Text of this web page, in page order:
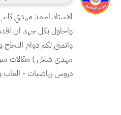
الاستاذ احمد مهدي
واحاول بكل جهد ان
واتمنى لكم دوام
مهدي شلال ) مقالات
دروس رياضيات - العاب